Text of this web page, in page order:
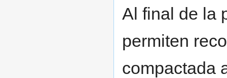
Al final de la
permiten
compactada